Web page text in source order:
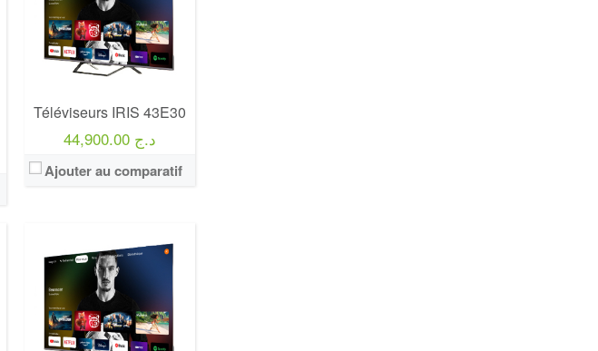
Téléviseurs IRIS 43E30
44,900.00 د.ج
Ajouter au comparatif
Définition:UHD TV
View Details →
Marque:
LG
Prix:
75000
Définition:UHD TV
View Details →